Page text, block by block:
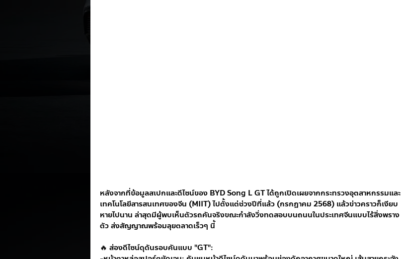
หลังจากที่ข้อมูลสเปกและดีไซน์ของ BYD Song L GT ได้ถูกเปิดเผยจากกระทรวงอุตสาหกรรมและ
เทคโนโลยีสารสนเทศของจีน (MIIT) ไปตั้งแต่ช่วงปีที่แล้ว (กรกฎาคม 2568) แล้วข่าวคราวก็เงียบ
หายไปนาน ล่าสุดมีผู้พบเห็นตัวรถคันจริงขณะกำลังวิ่งทดสอบบนถนนในประเทศจีนแบบไร้สิ่งพราง
ตัว ส่งสัญญาณพร้อมลุยตลาดเร็วๆ นี้
🔥 ส่องดีไซน์ดุดันรอบคันแบบ "GT":